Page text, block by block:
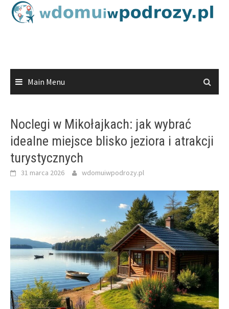
Skip
Main Menu
Noclegi w Mikołajkach: jak wybrać
idealne miejsce blisko jeziora i atrakcji
turystycznych
31 marca 2026 wdomuiwpodrozy.pl